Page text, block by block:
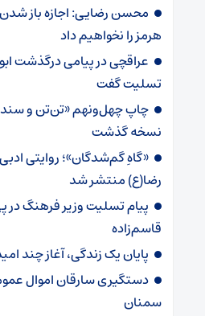
محسن رضایی: اجازه باز
هرمز را نخواهیم داد
عراقچی در پیامی درگذشت
تسلیت گفت
نسخه گذشت
«گاهِ گم‌شدگان»؛ روایتی ادبی
رضا(ع) منتشر شد
پیام تسلیت وزیر فرهنگ در
قاسم‌زاده
پایان یک زندگی، آغاز چند
دستگیری سارقان اموال
سمنان